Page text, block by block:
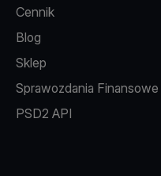
Cennik
Blog
Sklep
Sprawozdania Finansowe
PSD2 API